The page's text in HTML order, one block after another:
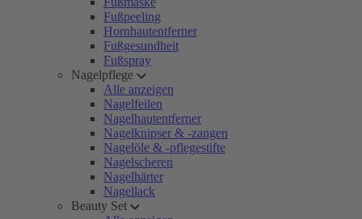
Fußpeeling
Hornhautentferner
Fußgesundheit
Fußspray
Nagelpflege
Alle anzeigen
Nagelfeilen
Nagelhautentferner
Nagelknipser & -zangen
Nagelöle & -pflegestifte
Nagelscheren
Nagelhärter
Nagellack
Beauty Set